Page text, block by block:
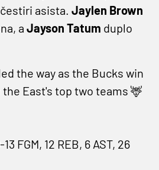
asista. Jaylen Brown
a Jayson Tatum duplo
the way as the Bucks win
East's top two teams 🦌
FGM, 12 REB, 6 AST, 26